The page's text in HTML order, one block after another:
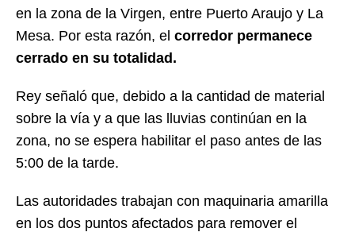
en la zona de la Virgen, entre Puerto Araujo y La
Mesa. Por esta razón, el corredor permanece
cerrado en su totalidad.
Rey señaló que, debido a la cantidad de material
sobre la vía y a que las lluvias continúan en la
zona, no se espera habilitar el paso antes de las
5:00 de la tarde.
Las autoridades trabajan con maquinaria amarilla
en los dos puntos afectados para remover el